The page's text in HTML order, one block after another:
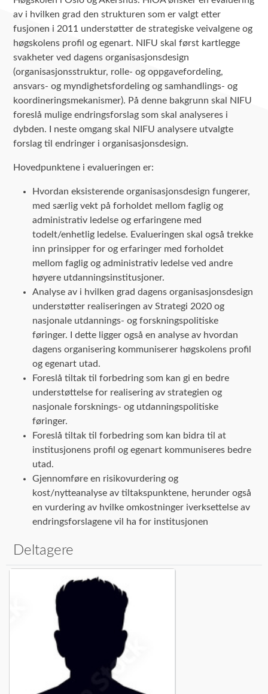
av i hvilken grad den strukturen som er valgt etter
fusjonen i 2011 understøtter de strategiske veivalgene og
høgskolens profil og egenart. NIFU skal først kartlegge
svakheter ved dagens organisasjonsdesign
(organisasjonsstruktur, rolle- og oppgavefordeling,
ansvars- og myndighetsfordeling og samhandlings- og
koordineringsmekanismer). På denne bakgrunn skal NIFU
foreslå mulige endringsforslag som skal analyseres i
dybden. I neste omgang skal NIFU analysere utvalgte
forslag til endringer i organisasjonsdesign.
Hovedpunktene i evalueringen er:
Hvordan eksisterende organisasjonsdesign fungerer,
med særlig vekt på forholdet mellom faglig og
administrativ ledelse og erfaringene med
todelt/enhetlig ledelse. Evalueringen skal også trekke
inn prinsipper for og erfaringer med forholdet
mellom faglig og administrativ ledelse ved andre
høyere utdanningsinstitusjoner.
Analyse av i hvilken grad dagens organisasjonsdesign
understøtter realiseringen av Strategi 2020 og
nasjonale utdannings- og forskningspolitiske
føringer. I dette ligger også en analyse av hvordan
dagens organisering kommuniserer høgskolens profil
og egenart utad.
Foreslå tiltak til forbedring som kan gi en bedre
understøttelse for realisering av strategien og
nasjonale forsknings- og utdanningspolitiske
føringer.
Foreslå tiltak til forbedring som kan bidra til at
institusjonens profil og egenart kommuniseres bedre
utad.
Gjennomføre en risikovurdering og
kost/nytteanalyse av tiltakspunktene, herunder også
en vurdering av hvilke omkostninger iverksettelse av
endringsforslagene vil ha for institusjonen
Deltagere